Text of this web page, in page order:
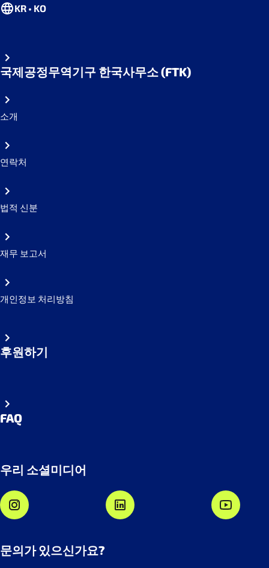
KR • KO
국제공정무역기구 한국사무소 (FTK)
소개
연락처
법적 신분
재무 보고서
개인정보 처리방침
후원하기
FAQ
우리 소셜미디어
문의가 있으신가요?